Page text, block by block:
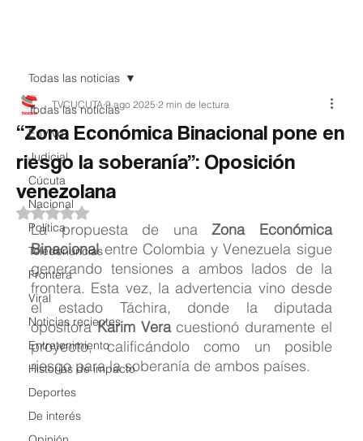
Todas las noticias
EnVivo
Judicial
Cúcuta
Nacional
Política
Teledenuncias
Frontera
Viral
Noticias recientes
Entretenimiento
Historias de impacto
Deportes
De interés
Todas las noticias
“Zona Económica Binacional pone en
riesgo la soberanía”: Oposición
venezolana
TVCUCUTA 9 ago 2025 2 min de lectura
Obtuvo NaN de 5 estrellas.
La propuesta de una Zona Económica
Binacional entre Colombia y Venezuela sigue
generando tensiones a ambos lados de la
frontera. Esta vez, la advertencia vino desde
el estado Táchira, donde la diputada
opositora Karim Vera cuestionó duramente el
proyecto, calificándolo como un posible
riesgo para la soberanía de ambos países.